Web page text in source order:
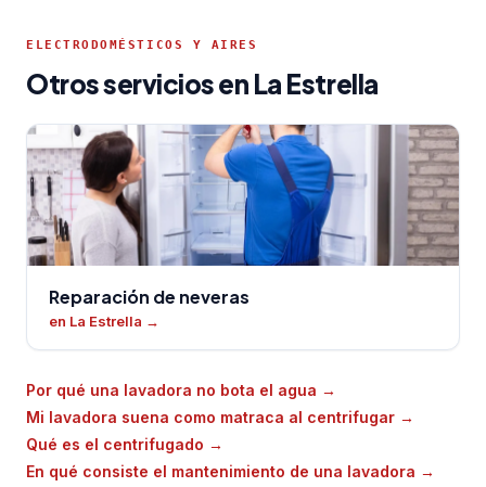
ELECTRODOMÉSTICOS Y AIRES
Otros servicios en La Estrella
Reparación de neveras
en La Estrella →
Por qué una lavadora no bota el agua →
Mi lavadora suena como matraca al centrifugar →
Qué es el centrifugado →
En qué consiste el mantenimiento de una lavadora →